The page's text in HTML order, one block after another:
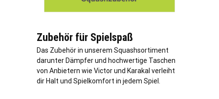
Zubehör für Spielspaß
Das Zubehör in unserem Squashsortiment
darunter Dämpfer und hochwertige Taschen
von Anbietern wie Victor und Karakal verleiht
dir Halt und Spielkomfort in jedem Spiel.